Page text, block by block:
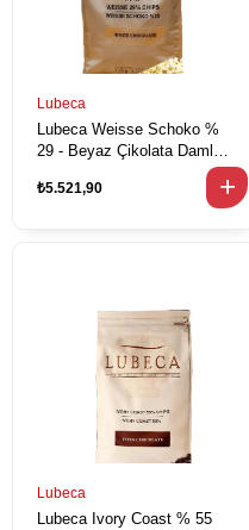
Lubeca
Lubeca Weisse Schoko %
29 - Beyaz Çikolata Damla
₺5.521,90
Lubeca
Lubeca Ivory Coast % 55